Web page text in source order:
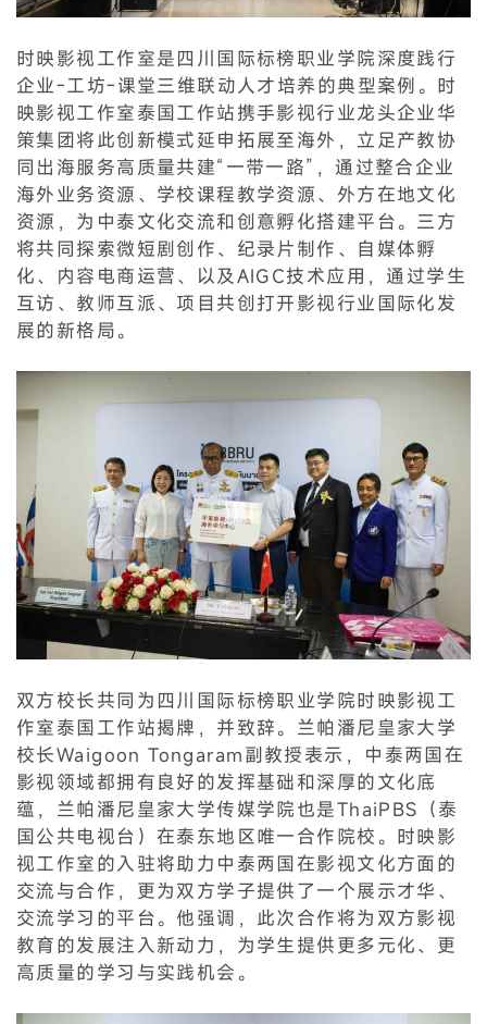
时映影视工作室是四川国际标榜职业学院深度践行
企业-工坊-课堂三维联动人才培养的典型案例。时
映影视工作室泰国工作站携手影视行业龙头企业华
策集团将此创新模式延申拓展至海外，立足产教协
同出海服务高质量共建“一带一路”，通过整合企业
海外业务资源、学校课程教学资源、外方在地文化
资源，为中泰文化交流和创意孵化搭建平台。三方
将共同探索微短剧创作、纪录片制作、自媒体孵
化、内容电商运营、以及AIGC技术应用，通过学生
互访、教师互派、项目共创打开影视行业国际化发
展的新格局。
双方校长共同为四川国际标榜职业学院时映影视工
作室泰国工作站揭牌，并致辞。兰帕潘尼皇家大学
校长Waigoon Tongaram副教授表示，中泰两国在
影视领域都拥有良好的发挥基础和深厚的文化底
蕴，兰帕潘尼皇家大学传媒学院也是ThaiPBS（泰
国公共电视台）在泰东地区唯一合作院校。时映影
视工作室的入驻将助力中泰两国在影视文化方面的
交流与合作，更为双方学子提供了一个展示才华、
交流学习的平台。他强调，此次合作将为双方影视
教育的发展注入新动力，为学生提供更多元化、更
高质量的学习与实践机会。